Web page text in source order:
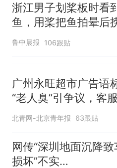
浙江男子划桨板时看
鱼，用桨把鱼拍晕后
起；当事人：鱼重7斤6
两，做成红烧辣子鱼
鲁中晨报 106跟贴
广州永旺超市广告语
“老人臭”引争议，客
应
北青网-北京青年报 63跟贴
网传“深圳地面沉降致
损坏”不实